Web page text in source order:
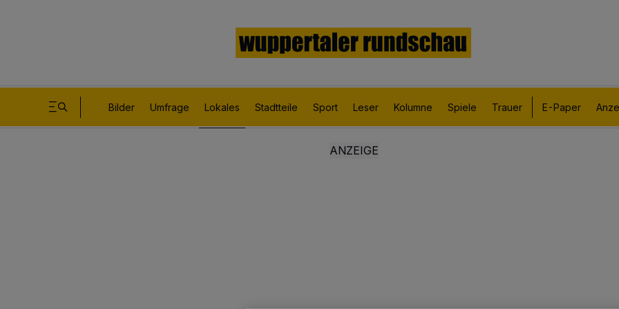
Bilder Umfrage Lokales Stadtteile Sport Leser Kolumne Spiele Trauer E-Paper